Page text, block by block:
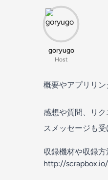
goryugo
Host
概要やアプリリ
感想や質問、リ
スメッセージも受
収録機材や収録
http://